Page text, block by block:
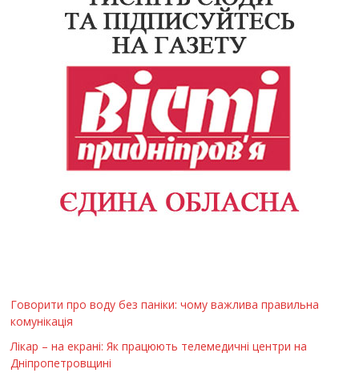
Говорити про воду без паніки: чому важлива правильна
комунікація
Лікар – на екрані: Як працюють телемедичні центри на
Дніпропетровщині